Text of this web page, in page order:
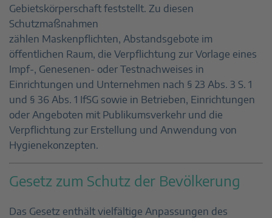
Gebietskörperschaft feststellt. Zu diesen
Schutzmaßnahmen
zählen Maskenpflichten, Abstandsgebote im
öffentlichen Raum, die Verpflichtung zur Vorlage eines
Impf-, Genesenen- oder Testnachweises in
Einrichtungen und Unternehmen nach § 23 Abs. 3 S. 1
und § 36 Abs. 1 IfSG sowie in Betrieben, Einrichtungen
oder Angeboten mit Publikumsverkehr und die
Verpflichtung zur Erstellung und Anwendung von
Hygienekonzepten.
Gesetz zum Schutz der Bevölkerung
Das Gesetz enthält vielfältige Anpassungen des